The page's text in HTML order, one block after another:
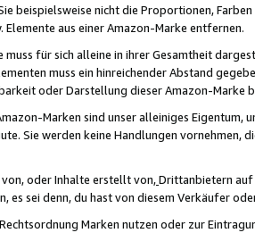
beispielsweise nicht die Proportionen,
Elemente aus einer Amazon-Marke entfernen.
muss für sich alleine in ihrer Gesamtheit
muss ein hinreichender Abstand
oder Darstellung dieser Amazon-Marke
Marken sind unser alleiniges
Sie werden keine Handlungen vornehmen,
oder Inhalte erstellt von,Drittanbietern auf
es sei denn, du hast von diesem Verkäufer
Marken nutzen oder zur